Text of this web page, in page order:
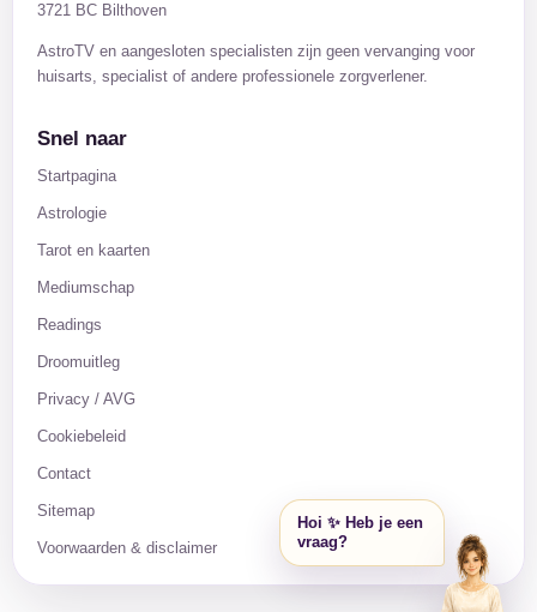
3721 BC Bilthoven
AstroTV en aangesloten specialisten zijn geen vervanging voor
huisarts, specialist of andere professionele zorgverlener.
Snel naar
Startpagina
Astrologie
Tarot en kaarten
Mediumschap
Readings
Droomuitleg
Privacy / AVG
Cookiebeleid
Contact
Sitemap
Voorwaarden & disclaimer
Hoi ✨ Heb je een
vraag?